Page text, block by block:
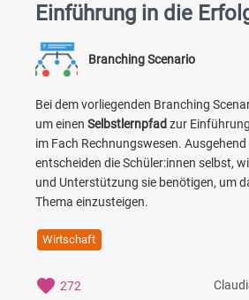
Einführung in die
Branching Scenario
Bei dem vorliegenden Branching
um einen Selbstlernpfad zur
im Fach Rechnungswesen.
entscheiden die Schüler:innen selbst,
und Unterstützung sie benötigen, um
Thema einzusteigen.
Wirtschaft
272